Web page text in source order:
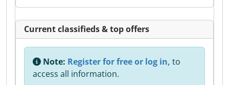
Current classifieds & top offers
Note: Register for free or log in, to
access all information.